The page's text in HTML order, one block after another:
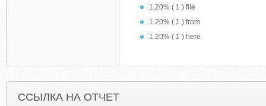
1.20% ( 1 ) file
1.20% ( 1 ) from
1.20% ( 1 ) here
ССЫЛКА НА ОТЧЕТ